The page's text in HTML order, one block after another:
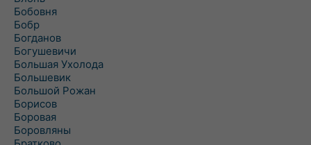
Бобовня
Бобр
Богданов
Богушевичи
Большая Ухолода
Большевик
Большой Рожан
Борисов
Боровая
Боровляны